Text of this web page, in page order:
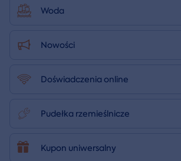
Woda
Nowości
Doświadczenia online
Pudełka rzemieślnicze
Kupon uniwersalny